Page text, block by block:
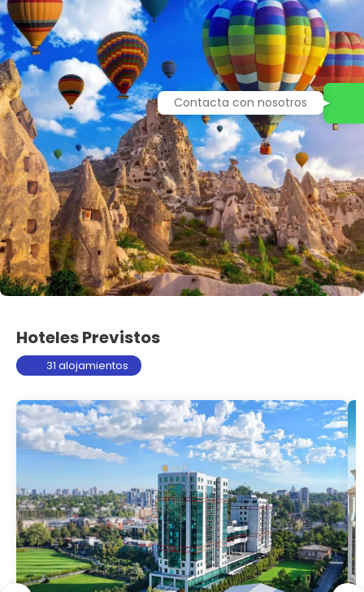
Hoteles Previstos
31 alojamientos